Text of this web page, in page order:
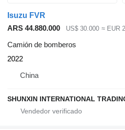
Isuzu FVR
ARS 44.880.000
US$ 30.000 ≈ EUR
Camión de bomberos
2022
China
SHUNXIN INTERNATIONAL